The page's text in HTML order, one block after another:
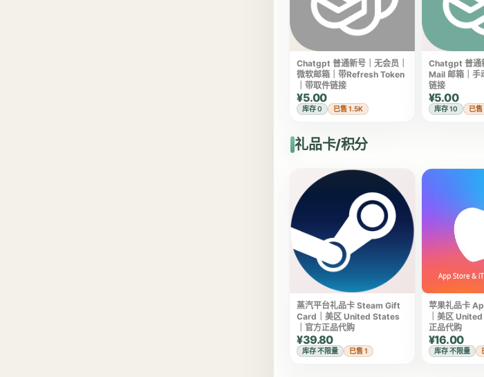
Chatgpt 普通新号｜无会员｜
微软邮箱｜带Refresh Token
｜带取件链接
¥5.00
库存 0 已售 1.5K
Chatgpt 普通
Mail 邮箱｜手
链接
¥5.00
库存 10 已
礼品卡/积分
蒸汽平台礼品卡 Steam Gift
Card｜美区 United States
｜官方正品代购
¥39.80
库存 不限量 已售 1
苹果礼品卡
｜美区
正品代购
¥16.00
库存 不限量